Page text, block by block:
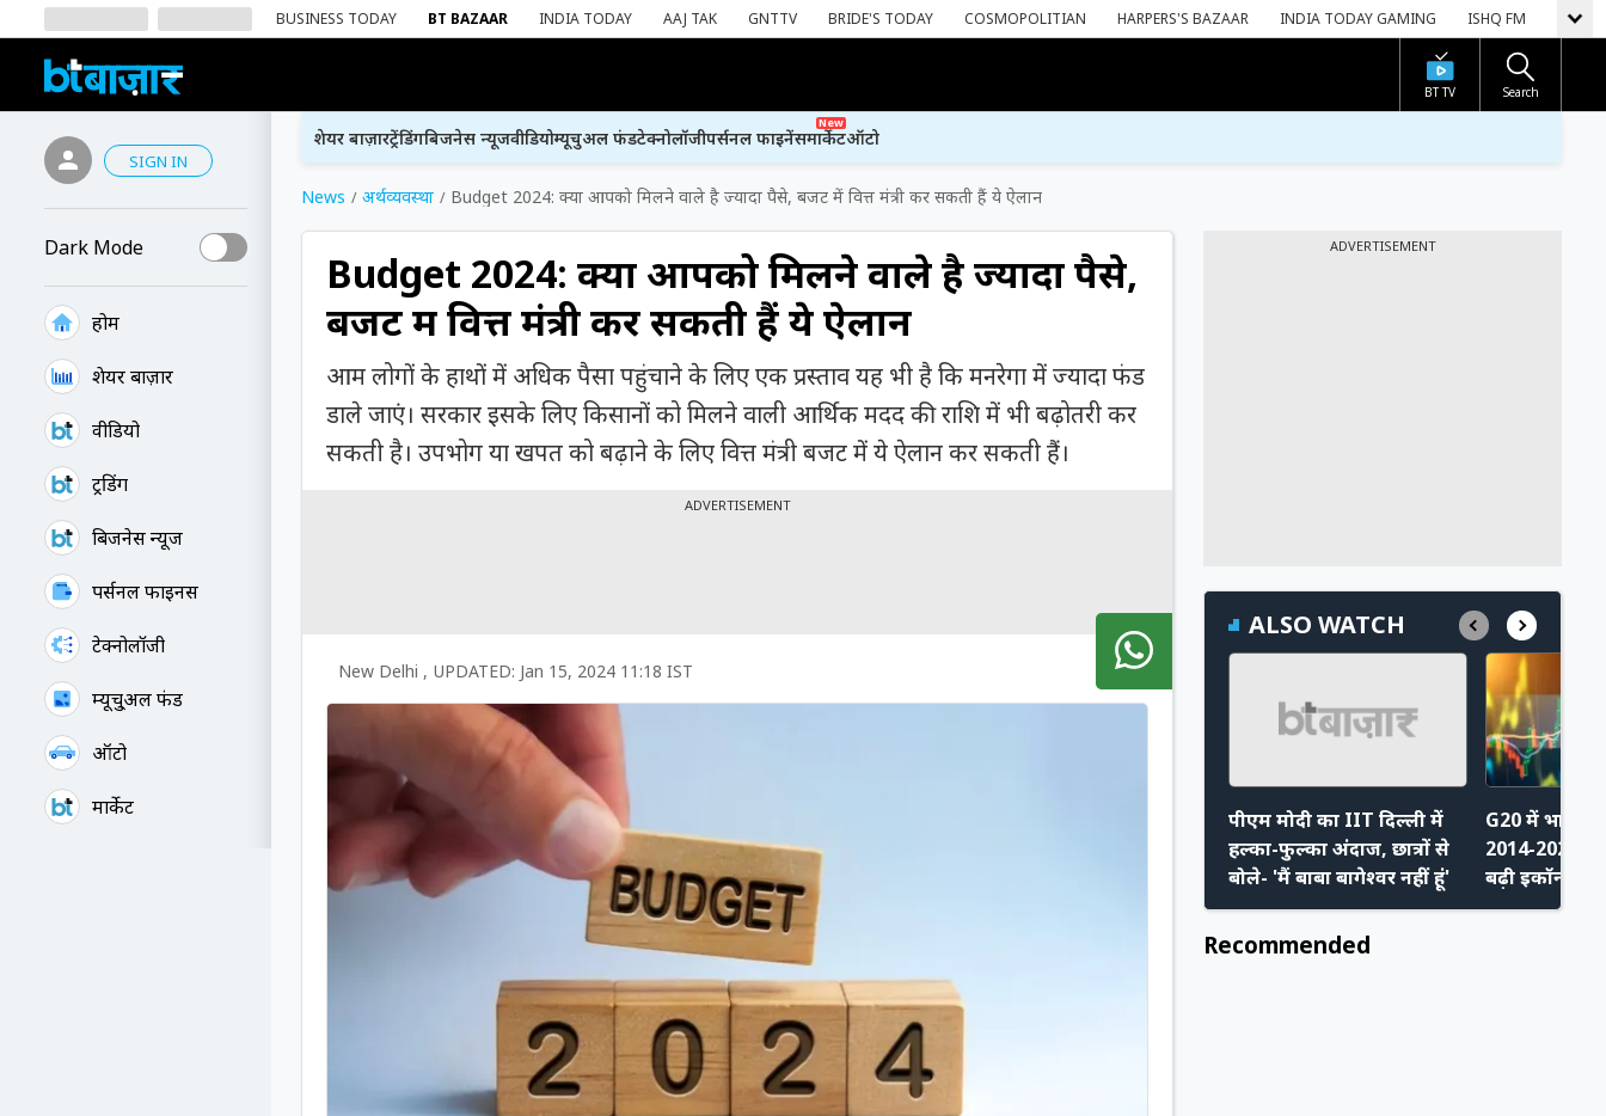
BUSINESS TODAY BT BAZAAR INDIA TODAY AAJ TAK GNTTV BRIDE'S TODAY COSMOPOLITIAN HARPERS'S BAZAAR INDIA TODAY GAMING ISHQ FM
BT TV Search
SIGN IN
Dark Mode
होम
शेयर बाज़ार
वीडियो
ट्रेंडिंग
बिजनेस न्यूज
पर्सनल फाइनेंस
टेक्नोलॉजी
म्यूचु्अल फंड
ऑटो
मार्केट
शेयर बाज़ारट्रेंडिंगबिजनेस न्यूजवीडियोम्यूचुअल फंडटेक्नोलॉजीपर्सनल फाइनेंस
New
मार्केटऑटो
News अर्थव्यवस्था Budget 2024: क्या आपको मिलने वाले है ज्यादा पैसे, बजट में वित्त मंत्री कर सकती हैं ये ऐलान
Budget 2024: क्या आपको मिलने वाले है ज्यादा पैसे,
बजट में वित्त मंत्री कर सकती हैं ये ऐलान
आम लोगों के हाथों में अधिक पैसा पहुंचाने के लिए एक प्रस्ताव यह भी है कि मनरेगा में ज्यादा फंड
डाले जाएं। सरकार इसके लिए किसानों को मिलने वाली आर्थिक मदद की राशि में भी बढ़ोतरी कर
सकती है। उपभोग या खपत को बढ़ाने के लिए वित्त मंत्री बजट में ये ऐलान कर सकती हैं।
ADVERTISEMENT
New Delhi , UPDATED: Jan 15, 2024 11:18 IST
ADVERTISEMENT
ALSO WATCH
पीएम मोदी का IIT दिल्ली में
हल्का-फुल्का अंदाज, छात्रों से
बोले- 'मैं बाबा बागेश्वर नहीं हूं'
G20 में भारत
2014-2026
बढ़ी इकॉनमी,
भी पीछे
Recommended